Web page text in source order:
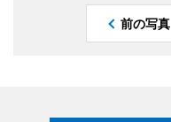
前の写真